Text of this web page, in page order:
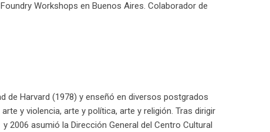
Workshops en Buenos Aires. Colaborador de
de Harvard (1978) y enseñó en diversos postgrados
y violencia, arte y política, arte y religión. Tras dirigir
2006 asumió la Dirección General del Centro Cultural